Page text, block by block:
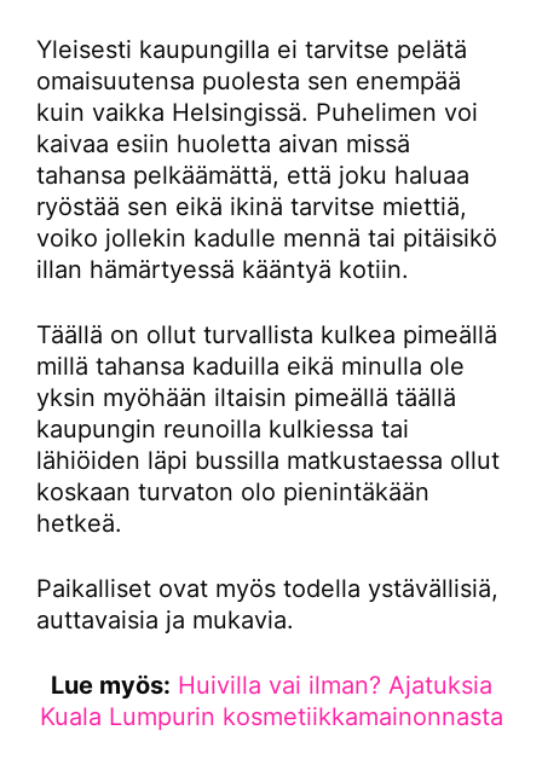
Yleisesti kaupungilla ei tarvitse pelätä
omaisuutensa puolesta sen enempää
kuin vaikka Helsingissä. Puhelimen voi
kaivaa esiin huoletta aivan missä
tahansa pelkäämättä, että joku haluaa
ryöstää sen eikä ikinä tarvitse miettiä,
voiko jollekin kadulle mennä tai pitäisikö
illan hämärtyessä kääntyä kotiin.
Täällä on ollut turvallista kulkea pimeällä
millä tahansa kaduilla eikä minulla ole
yksin myöhään iltaisin pimeällä täällä
kaupungin reunoilla kulkiessa tai
lähiöiden läpi bussilla matkustaessa ollut
koskaan turvaton olo pienintäkään
hetkeä.
Paikalliset ovat myös todella ystävällisiä,
auttavaisia ja mukavia.
Lue myös: Huivilla vai ilman? Ajatuksia
Kuala Lumpurin kosmetiikkamainonnasta